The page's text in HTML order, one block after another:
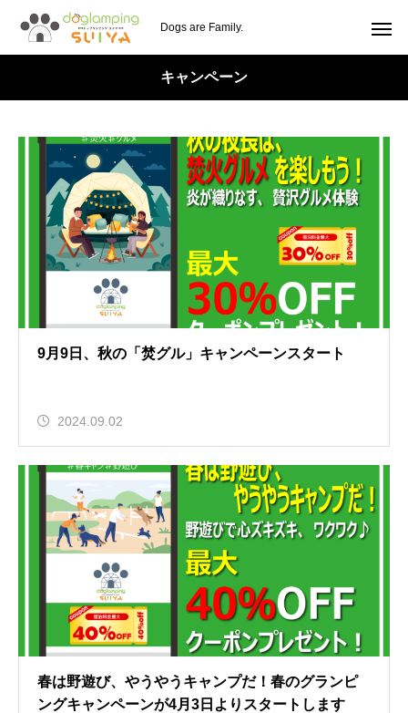
Dogs are Family.
キャンペーン
9月9日、秋の「焚グル」キャンペーンスタート
2024.09.02
春は野遊び、やうやうキャンプだ！春のグランピ
ングキャンペーンが4月3日よりスタートします